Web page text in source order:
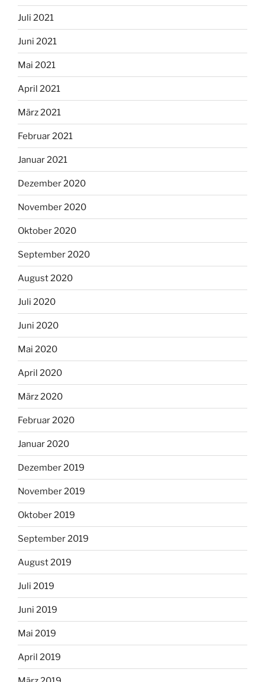
Juli 2021
Juni 2021
Mai 2021
April 2021
März 2021
Februar 2021
Januar 2021
Dezember 2020
November 2020
Oktober 2020
September 2020
August 2020
Juli 2020
Juni 2020
Mai 2020
April 2020
März 2020
Februar 2020
Januar 2020
Dezember 2019
November 2019
Oktober 2019
September 2019
August 2019
Juli 2019
Juni 2019
Mai 2019
April 2019